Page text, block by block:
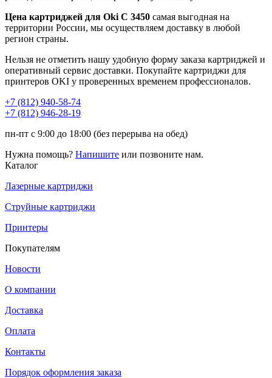
Цена картриджей для Oki C 3450 самая выгодная на
территории России, мы осуществляем доставку в любой
регион страны.
Нельзя не отметить нашу удобную форму заказа картриджей и
оперативный сервис доставки. Покупайте картриджи для
принтеров OKI у проверенных временем профессионалов.
+7 (812) 940-58-74
+7 (812) 946-28-19
пн-пт с 9:00 до 18:00 (без перерыва на обед)
Нужна помощь? Напишите или позвоните нам.
Каталог
Лазерные картриджи
Струйные картриджи
Принтеры
Покупателям
Новости
О компании
Доставка
Оплата
Контакты
Порядок оформления заказа